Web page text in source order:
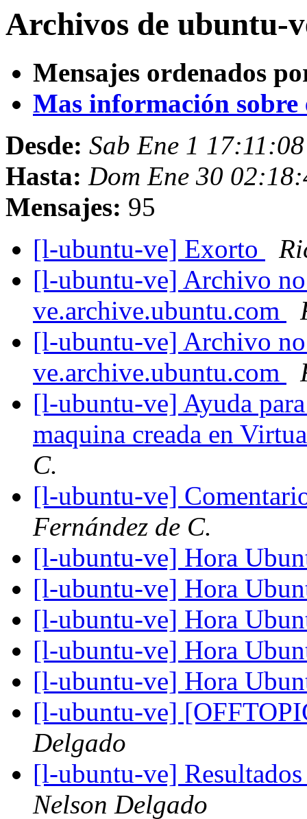
Archivos de ubuntu-
Mensajes ordenados
Mas información sobre
Desde: Sab Ene 1
Hasta: Dom Ene 30
Mensajes: 95
[l-ubuntu-ve] Exorto
[l-ubuntu-ve] Archivo
ve.archive.ubuntu.com
[l-ubuntu-ve] Archivo
ve.archive.ubuntu.com
[l-ubuntu-ve] Ayuda
maquina creada en
C.
[l-ubuntu-ve]
Fernández de C.
[l-ubuntu-ve] Hora
[l-ubuntu-ve] Hora
[l-ubuntu-ve] Hora
[l-ubuntu-ve] Hora
[l-ubuntu-ve] Hora
[l-ubuntu-ve]
Delgado
[l-ubuntu-ve]
Nelson Delgado